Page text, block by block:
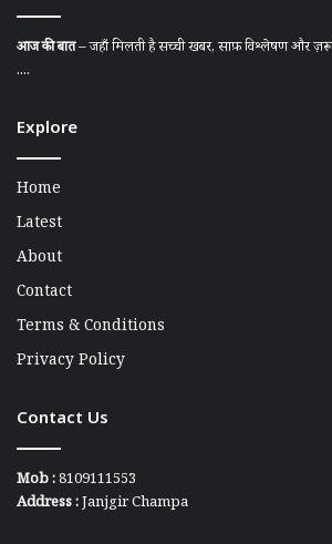
आज की बात– जहाँ मिलती है सच्ची खबर, साफ़ विश्लेषण और ज़रूरी
....
Explore
Home
Latest
About
Contact
Terms & Conditions
Privacy Policy
Contact Us
Mob :8109111553
Address :Janjgir Champa